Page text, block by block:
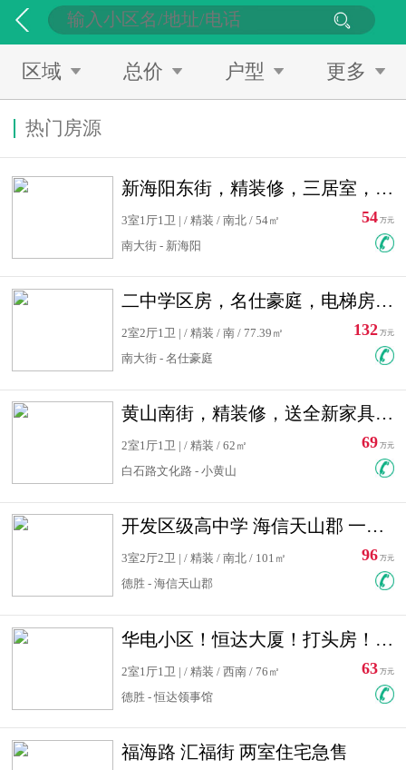
区域 总价 户型 更多
热门房源
新海阳东街，精装修，三居室，南北通透，拎包入住，单价低
3室1厅1卫 | / 精装 / 南北 / 54㎡
南大街 - 新海阳
54 万元
二中学区房，名仕豪庭，电梯房，双南卧室，单价低，急售
2室2厅1卫 | / 精装 / 南 / 77.39㎡
南大街 - 名仕豪庭
132 万元
黄山南街，精装修，送全新家具，看房有钥匙，实用面积大
2室1厅1卫 | / 精装 / 62㎡
白石路文化路 - 小黄山
69 万元
开发区级高中学 海信天山郡 一手合同没有税！ 送车位
3室2厅2卫 | / 精装 / 南北 / 101㎡
德胜 - 海信天山郡
96 万元
华电小区！恒达大厦！打头房！精装修！可低首付！随时看房！
2室1厅1卫 | / 精装 / 西南 / 76㎡
德胜 - 恒达领事馆
63 万元
福海路 汇福街 两室住宅急售